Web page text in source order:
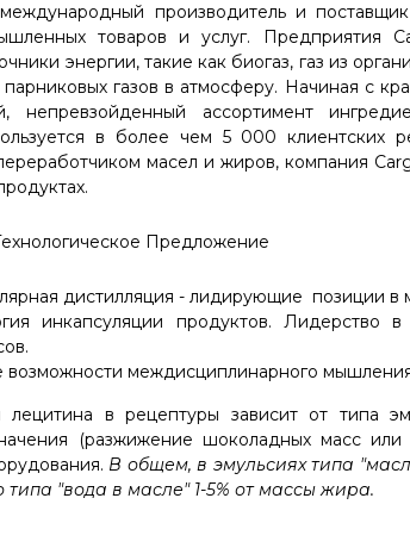
производитель и поставщик
товаров и услуг. Предприятия
энергии, такие как биогаз, газ из
газов в атмосферу. Начиная с
непревзойденный ассортимент
в более чем 5 000 клиентских
масел и жиров, компания
Предложение
дистилляция - лидирующие позиции
инкапсуляции продуктов. Лидерство
возможности междисциплинарного
лецитина в рецептуры зависит от типа
(разжижение шоколадных масс
В общем, в эмульсиях типа
типа "вода в масле" 1-5% от массы жира.